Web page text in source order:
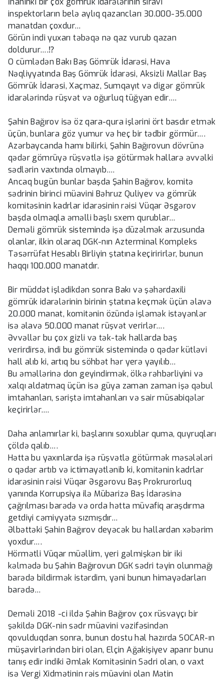
inspektorların belə aylıq qazancları 30.000-35.000
manatdan çoxdur…
Görün indi yuxarı təbəqə nə qaz vurub qazan
doldurur….⁉
O cümlədən Bakı Baş Gömrük İdarəsi, Hava
Nəqliyyatında Baş Gömrük İdarəsi, Aksizli Mallar Baş
Gömrük İdarəsi, Xaçmaz, Sumqayıt və digər gömrük
idarələrində rüşvət və oğurluq tüğyan edir….
Şahin Bağırov isə öz qara-qura işlərini ört basdır etmək
üçün, bunlara göz yumur və heç bir tədbir görmür….
Azərbaycanda hamı bilirki, Şahin Bağırovun dövrünə
qədər gömrüyə rüşvətlə işə götürmək hallarə əvvəlki
sədlərin vaxtında olmayıb….
Ancaq bugün bunlar başda Şahin Bağırov, komitə
sədrinin birinci müavini Bəhruz Quliyev və gömrük
komitəsinin kadrlar idarəsinin rəisi Vüqar Əsgərov
başda olmaqla əməlli başlı sxem qurublar…
Deməli gömrük sistemində işə düzəlmək arzusunda
olanlar, ilkin olaraq DGK-nın Azterminal Kompleks
Təsərrüfat Hesablı Birliyin ştatına keçiririrlər, bunun
haqqı 100.000 manatdır.
Bir müddət işlədikdən sonra Bakı və şəhərdaxili
gömrük idarələrinin birinin ştatına keçmək üçün əlavə
20.000 manat, komitənin özündə işləmək istəyənlər
isə əlavə 50.000 manat rüşvət verirlər….
Əvvəllər bu çox gizli və tək-tək hallarda baş
verirdirsə, indi bu gömrük sistemində o qədər kütləvi
hall alıb ki, artıq bu söhbət hər yerə yayılıb…
Bu əməllərinə don geyindirmək, ölkə rəhbərliyini və
xalqı aldatmaq üçün isə güya zaman zaman işə qəbul
imtahanları, səriştə imtahanları və sair müsabiqələr
keçirirlər….
Daha anlamırlar ki, başlarını soxublar quma, quyruqları
çöldə qalıb….
Hətta bu yaxınlarda işə rüşvətlə götürmək məsələləri
o qədər artıb və ictimayətlənib ki, komitənin kadrlar
idarəsinin rəisi Vüqar Əsgərovu Baş Prokrurorluq
yanında Korrupsiya ilə Mübarizə Baş İdarəsinə
çağrılması barədə və orda hətta müvafiq araşdırma
getdiyi cəmiyyətə sızmışdır…
Əlbəttəki Şahin Bağırov deyəcək bu hallardan xəbərim
yoxdur….
Hörmətli Vüqar müəllim, yeri gəlmişkən bir iki
kəlmədə bu Şahin Bağırovun DGK sədri təyin olunmağı
barədə bildirmək istərdim, yəni bunun himayədarları
barədə…
Deməli 2018 -ci ildə Şahin Bağırov çox rüsvayçı bir
şəkildə DGK-nin sədr müavini vəzifəsindən
qovulduqdan sonra, bunun dostu hal hazırda SOCAR-ın
müşavirlərindən biri olan, Elçin Ağakişiyev aparır bunu
tanış edir indiki Əmlak Komitəsinin Sədri olan, o vaxt
isə Vergi Xidmətinin rəis müavini olan Mətin